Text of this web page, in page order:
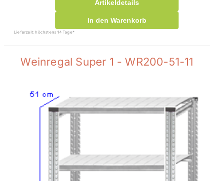
Artikeldetails
In den Warenkorb
Lieferzeit: höchstens 14 Tage*
Weinregal Super 1 - WR200-51-11